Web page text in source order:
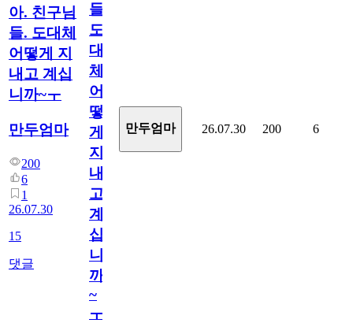
아. 친구님
들. 도대체
어떻게 지
내고 계십
니까~ㅜ
만두엄마
200
6
1
26.07.30
15
댓글
들.
도
대
체
어
떻
게
지
내
고
계
십
니
까
~
ㅜ
만두엄마 26.07.30 200 6